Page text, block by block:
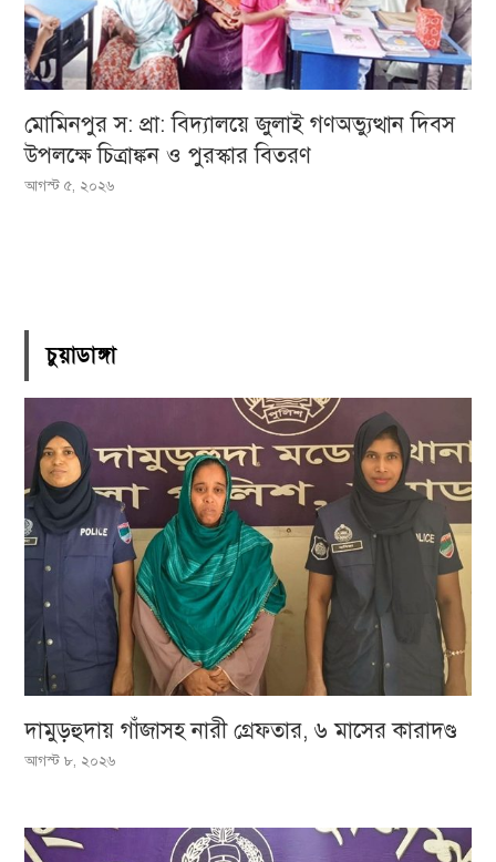
মোমিনপুর স: প্রা: বিদ্যালয়ে জুলাই গণঅভ্যুত্থান দিবস
উপলক্ষে চিত্রাঙ্কন ও পুরস্কার বিতরণ
আগস্ট ৫, ২০২৬
চুয়াডাঙ্গা
দামুড়হুদায় গাঁজাসহ নারী গ্রেফতার, ৬ মাসের কারাদণ্ড
আগস্ট ৮, ২০২৬